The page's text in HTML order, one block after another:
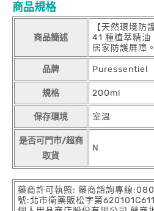
商品規格
商品簡述
【天然環境防
41 種植萃精油
居家防護屏障。
品牌 Puressentiel
規格 200ml
保存環境 室溫
是否可門市/超商
取貨
N
藥商許可執照: 藥商諮詢專線
號:北市衛藥販松字第